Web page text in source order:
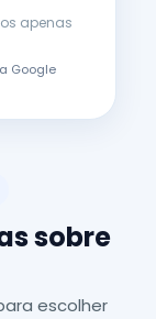
apenas
Google
sobre
escolher